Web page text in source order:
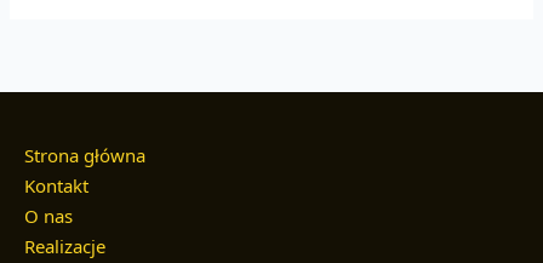
Strona główna
Kontakt
O nas
Realizacje